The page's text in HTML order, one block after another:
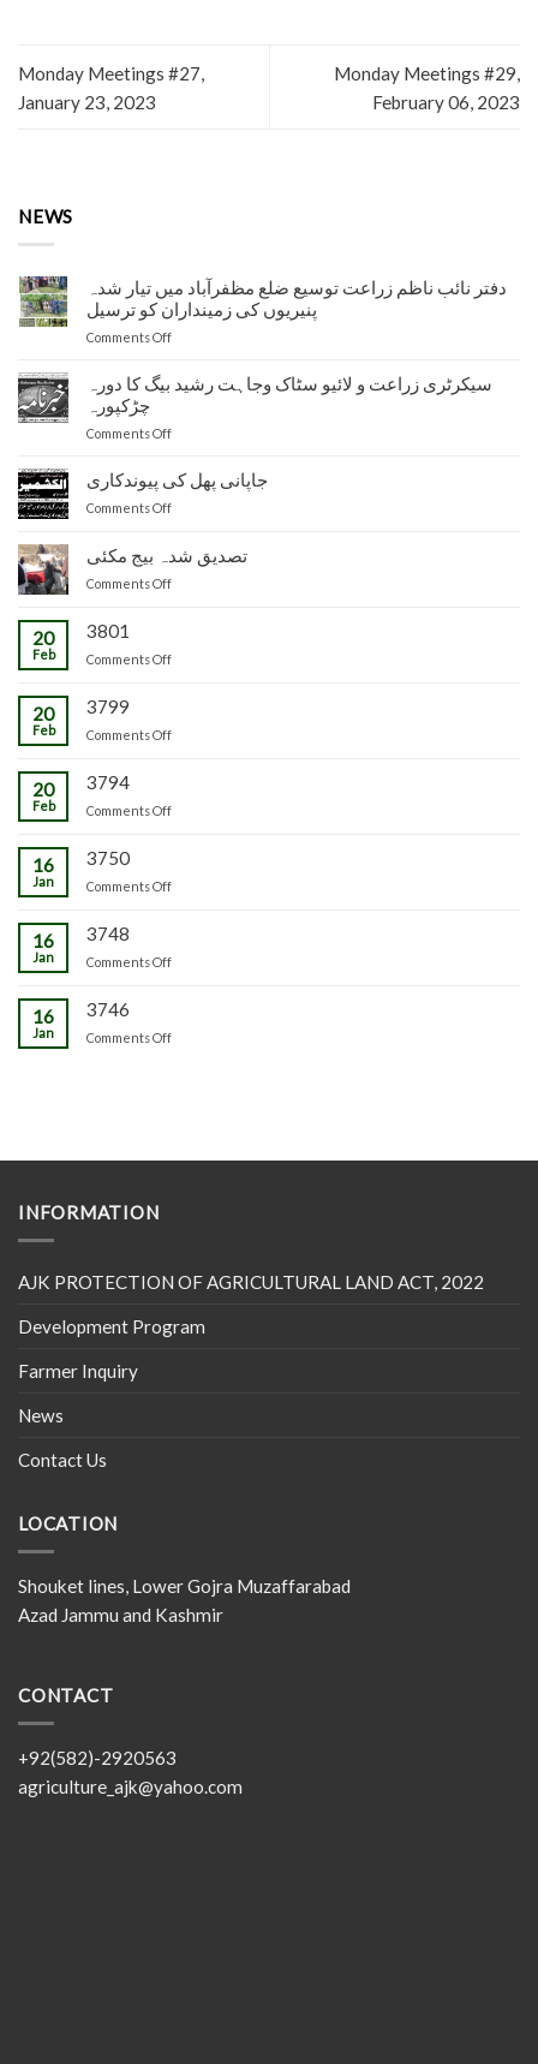
Monday Meetings #27,
January 23, 2023
Monday Meetings #29,
February 06, 2023
NEWS
دفتر نائب ناظم زراعت توسیع ضلع مظفرآباد میں تیار شدہ
پنیریوں کی زمینداران کو ترسیل
Comments Offon
ناظم
مظفرآباد
پنیریوں
کی
سیکرٹری زراعت و لائیو سٹاک وجاہت رشید بیگ کا دورہ
چڑکپورہ
Comments Offon
زراعت
و
وجاہت
چڑکپورہ
جاپانی پھل کی پیوندکاری
Comments Offon
کی
تصدیق شدہ بیج مکئی
Comments Offon
20
Feb
3801
Comments Offon
20
Feb
3799
Comments Offon
20
Feb
3794
Comments Offon
16
Jan
3750
Comments Offon
16
Jan
3748
Comments Offon
16
Jan
3746
Comments Offon
INFORMATION
AJK PROTECTION OF AGRICULTURAL LAND ACT, 2022
Development Program
Farmer Inquiry
News
Contact Us
LOCATION
Shouket lines, Lower Gojra Muzaffarabad
Azad Jammu and Kashmir
CONTACT
+92(582)-2920563
agriculture_ajk@yahoo.com